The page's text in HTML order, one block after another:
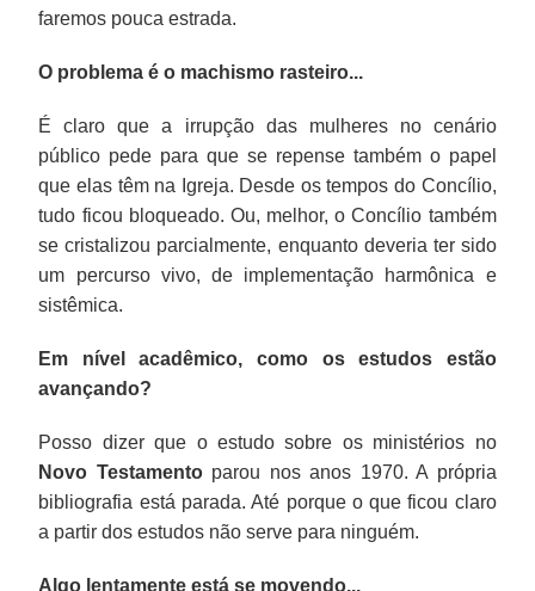
faremos pouca estrada.
O problema é o machismo rasteiro...
É claro que a irrupção das mulheres no cenário
público pede para que se repense também o papel
que elas têm na Igreja. Desde os tempos do Concílio,
tudo ficou bloqueado. Ou, melhor, o Concílio também
se cristalizou parcialmente, enquanto deveria ter sido
um percurso vivo, de implementação harmônica e
sistêmica.
Em nível acadêmico, como os estudos estão
avançando?
Posso dizer que o estudo sobre os ministérios no
Novo Testamentoparou nos anos 1970. A própria
bibliografia está parada. Até porque o que ficou claro
a partir dos estudos não serve para ninguém.
Algo lentamente está se movendo...